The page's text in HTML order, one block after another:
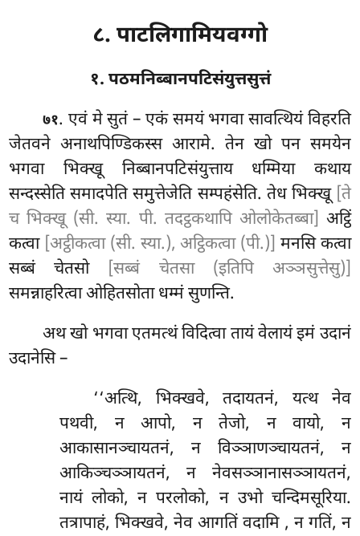
८. पाटलिगामियवग्गो
१. पठमनिब्बानपटिसंयुत्तसुत्तं
७१. एवं मे सुतं – एकं समयं भगवा सावत्थियं विहरति
जेतवने अनाथपिण्डिकस्स आरामे. तेन खो पन समयेन
भगवा भिक्खू निब्बानपटिसंयुत्ताय धम्मिया कथाय
सन्दस्सेति समादपेति समुत्तेजेति सम्पहंसेति. तेध भिक्खू [ते
च भिक्खू (सी. स्या. पी. तदट्ठकथापि ओलोकेतब्बा] अट्ठिं
कत्वा [अट्ठीकत्वा (सी. स्या.), अट्ठिकत्वा (पी.)] मनसि कत्वा
सब्बं चेतसो
[सब्बं चेतसा (इतिपि अञ्ञसुत्तेसु)]
समन्नाहरित्वा ओहितसोता धम्मं सुणन्ति.
अथ खो भगवा एतमत्थं विदित्वा तायं वेलायं इमं उदानं
उदानेसि –
‘‘अत्थि, भिक्खवे, तदायतनं, यत्थ नेव
पथवी, न आपो, न तेजो, न वायो, न
आकासानञ्चायतनं, न विञ्ञाणञ्चायतनं, न
आकिञ्चञ्ञायतनं, न नेवसञ्ञानासञ्ञायतनं,
नायं लोको, न परलोको, न उभो चन्दिमसूरिया.
तत्रापाहं, भिक्खवे, नेव आगतिं वदामि , न गतिं, न